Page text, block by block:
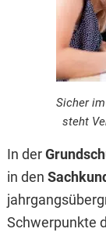
Sicher
steht
In der
in den
Schwerpunkte